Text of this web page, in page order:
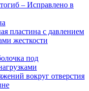
– Исправлено в
пластина с давлением
жесткости
под
вокруг отверстия